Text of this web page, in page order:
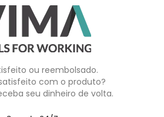
ou reembolsado.
com o produto?
seu dinheiro de volta.